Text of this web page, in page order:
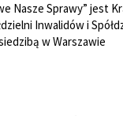
Nasze Sprawy” jest
Inwalidów i
w Warszawie